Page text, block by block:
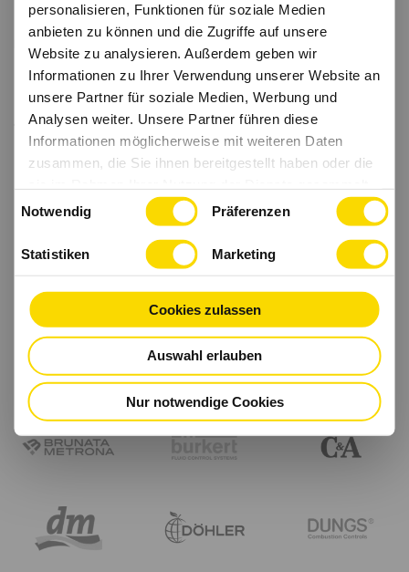
personalisieren, Funktionen für soziale Medien
anbieten zu können und die Zugriffe auf unsere
Website zu analysieren. Außerdem geben wir
Informationen zu Ihrer Verwendung unserer Website an
unsere Partner für soziale Medien, Werbung und
Analysen weiter. Unsere Partner führen diese
Informationen möglicherweise mit weiteren Daten
zusammen, die Sie ihnen bereitgestellt haben oder die
haben.
Notwendig Präferenzen
Statistiken Marketing
Cookies zulassen
Auswahl erlauben
Nur notwendige Cookies